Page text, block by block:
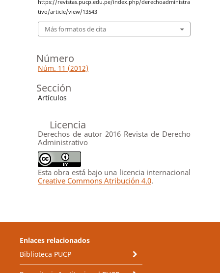
https://revistas.pucp.edu.pe/index.php/derechoadministra
tivo/article/view/13543
Más formatos de cita
Número
Núm. 11 (2012)
Sección
Artículos
Licencia
Derechos de autor 2016 Revista de Derecho
Administrativo
Esta obra está bajo una licencia internacional
Creative Commons Atribución 4.0.
Enlaces relacionados
Biblioteca PUCP